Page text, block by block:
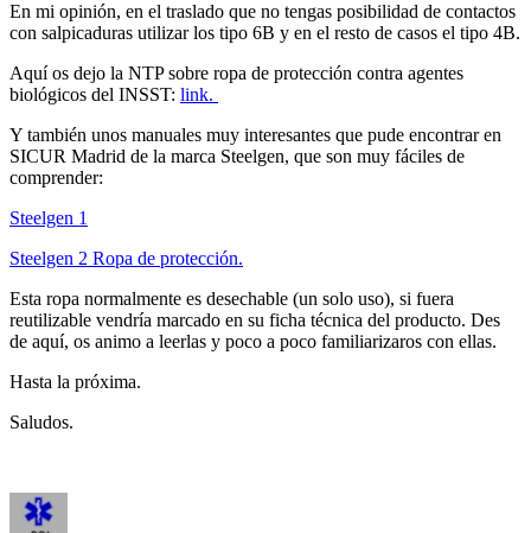
En mi opinión, en el traslado que no tengas posibilidad de contactos
con salpicaduras utilizar los tipo 6B y en el resto de casos el tipo 4B.
Aquí os dejo la NTP sobre ropa de protección contra agentes
biológicos del INSST: link.
Y también unos manuales muy interesantes que pude encontrar en
SICUR Madrid de la marca Steelgen, que son muy fáciles de
comprender:
Steelgen 1
Steelgen 2 Ropa de protección.
Esta ropa normalmente es desechable (un solo uso), si fuera
reutilizable vendría marcado en su ficha técnica del producto. Des
de aquí, os animo a leerlas y poco a poco familiarizaros con ellas.
Hasta la próxima.
Saludos.